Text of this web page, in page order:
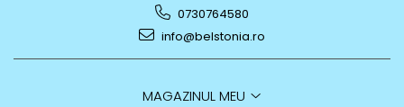
0730764580
info@belstonia.ro
MAGAZINUL MEU